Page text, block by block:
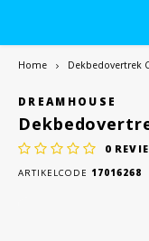
Home Dekbedovertrek
DREAMHOUSE
0
ARTIKELCODE 17016268